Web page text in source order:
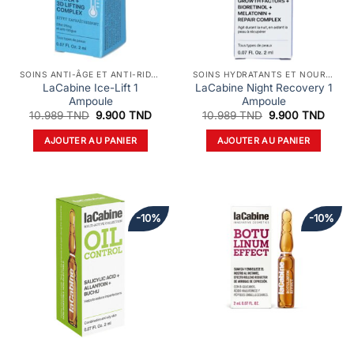
SOINS ANTI-ÂGE ET ANTI-RIDES
LaCabine Ice-Lift 1
Ampoule
10.989TND Le
initial
était :
10.989 TND.
9.900TNDLe
9.900 TND.
AJOUTER AU PANIER
SOINS HYDRATANTS ET NOURRISSANTS
LaCabine Night Recovery 1
Ampoule
10.989TND Le
initial
était :
10.989 TND.
9.900TNDLe
AJOUTER AU PANIER
-10% -10%